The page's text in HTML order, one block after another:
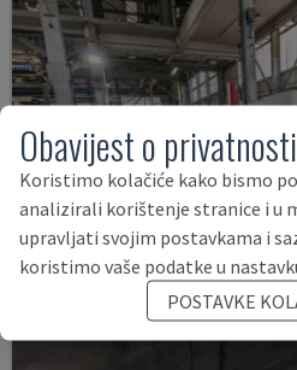
Obavijest o
Koristimo kolačiće kako bismo
analizirali korištenje stranice i u
upravljati svojim postavkama i
koristimo vaše podatke u
POSTAVKE